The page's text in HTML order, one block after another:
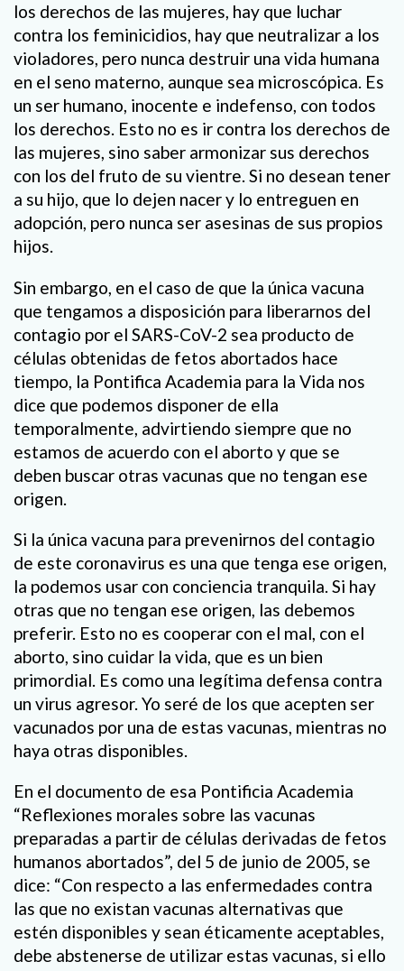
los derechos de las mujeres, hay que luchar
contra los feminicidios, hay que neutralizar a los
violadores, pero nunca destruir una vida humana
en el seno materno, aunque sea microscópica. Es
un ser humano, inocente e indefenso, con todos
los derechos. Esto no es ir contra los derechos de
las mujeres, sino saber armonizar sus derechos
con los del fruto de su vientre. Si no desean tener
a su hijo, que lo dejen nacer y lo entreguen en
adopción, pero nunca ser asesinas de sus propios
hijos.
Sin embargo, en el caso de que la única vacuna
que tengamos a disposición para liberarnos del
contagio por el SARS-CoV-2 sea producto de
células obtenidas de fetos abortados hace
tiempo, la Pontifica Academia para la Vida nos
dice que podemos disponer de ella
temporalmente, advirtiendo siempre que no
estamos de acuerdo con el aborto y que se
deben buscar otras vacunas que no tengan ese
origen.
Si la única vacuna para prevenirnos del contagio
de este coronavirus es una que tenga ese origen,
la podemos usar con conciencia tranquila. Si hay
otras que no tengan ese origen, las debemos
preferir. Esto no es cooperar con el mal, con el
aborto, sino cuidar la vida, que es un bien
primordial. Es como una legítima defensa contra
un virus agresor. Yo seré de los que acepten ser
vacunados por una de estas vacunas, mientras no
haya otras disponibles.
En el documento de esa Pontificia Academia
“Reflexiones morales sobre las vacunas
preparadas a partir de células derivadas de fetos
humanos abortados”, del 5 de junio de 2005, se
dice: “Con respecto a las enfermedades contra
las que no existan vacunas alternativas que
estén disponibles y sean éticamente aceptables,
debe abstenerse de utilizar estas vacunas, si ello